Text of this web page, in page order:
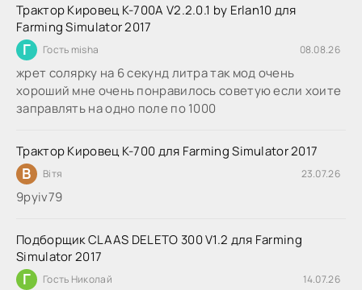
Трактор Кировец К-700А V2.2.0.1 by Erlan10 для
Farming Simulator 2017
Г Гость misha 08.08.26
жрет солярку на 6 секунд литра так мод очень
хороший мне очень понравилось советую если хоите
заправлять на одно поле по 1000
Трактор Кировец К-700 для Farming Simulator 2017
В Вітя 23.07.26
9руіv79
Подборщик CLAAS DELETO 300 V1.2 для Farming
Simulator 2017
Г Гость Николай 14.07.26